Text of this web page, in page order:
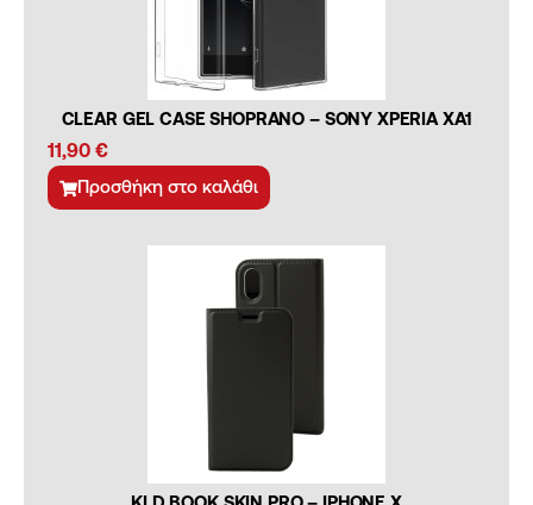
CLEAR GEL CASE SHOPRANO – SONY XPERIA XA1
11,90 €
Προσθήκη στο καλάθι